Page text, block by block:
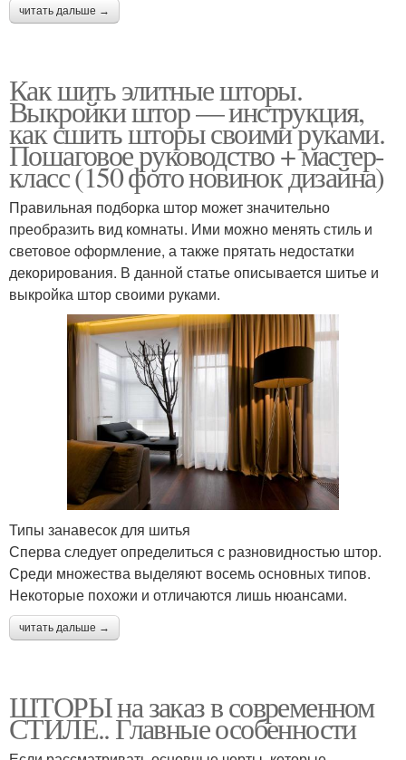
читать дальше →
Как шить элитные шторы.
Выкройки штор — инструкция,
как сшить шторы своими руками.
Пошаговое руководство + мастер-
класс (150 фото новинок дизайна)
Правильная подборка штор может значительно
преобразить вид комнаты. Ими можно менять стиль и
световое оформление, а также прятать недостатки
декорирования. В данной статье описывается шитье и
выкройка штор своими руками.
Типы занавесок для шитья
Сперва следует определиться с разновидностью штор.
Среди множества выделяют восемь основных типов.
Некоторые похожи и отличаются лишь нюансами.
читать дальше →
ШТОРЫ на заказ в современном
СТИЛЕ.. Главные особенности